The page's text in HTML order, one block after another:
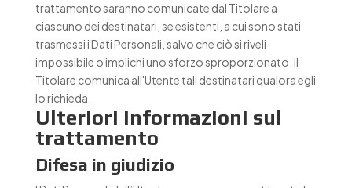
trattamento saranno comunicate dal Titolare a
ciascuno dei destinatari, se esistenti, a cui sono stati
trasmessi i Dati Personali, salvo che ciò si riveli
impossibile o implichi uno sforzo sproporzionato. Il
Titolare comunica all'Utente tali destinatari qualora egli
lo richieda.
Ulteriori informazioni sul
trattamento
Difesa in giudizio